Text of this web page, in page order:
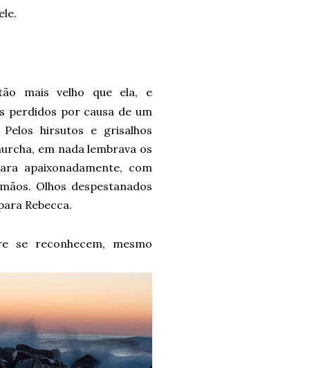
mais velho que ela, e
perdidos por causa de um
hirsutos e grisalhos
em nada lembrava os
apaixonadamente, com
Olhos despestanados
Rebecca.
se reconhecem, mesmo